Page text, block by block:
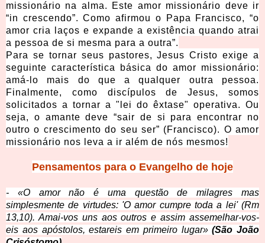
missionário na alma. Este amor missionário deve ir
“in crescendo”. Como afirmou o Papa Francisco, “o
amor cria laços e expande a existência quando atrai
a pessoa de si mesma para a outra”.
Para se tornar seus pastores, Jesus Cristo exige a
seguinte característica básica do amor missionário:
amá-lo mais do que a qualquer outra pessoa.
Finalmente, como discípulos de Jesus, somos
solicitados a tornar a "lei do êxtase" operativa. Ou
seja, o amante deve “sair de si para encontrar no
outro o crescimento do seu ser” (Francisco). O amor
missionário nos leva a ir além de nós mesmos!
Pensamentos para o Evangelho de hoje
- «O amor não é uma questão de milagres mas
simplesmente de virtudes: 'O amor cumpre toda a lei' (Rm
13,10). Amai-vos uns aos outros e assim assemelhar-vos-
eis aos apóstolos, estareis em primeiro lugar»(São João